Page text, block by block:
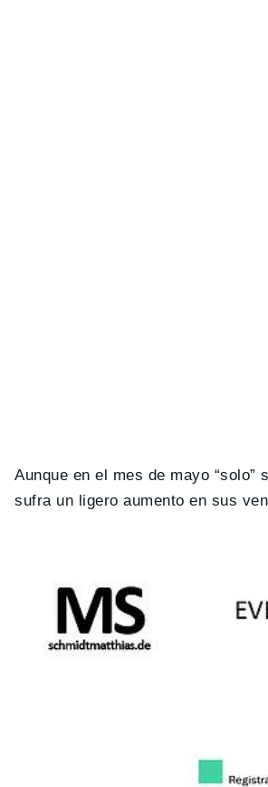
Aunque en el mes de mayo
sufra un ligero aumento en sus